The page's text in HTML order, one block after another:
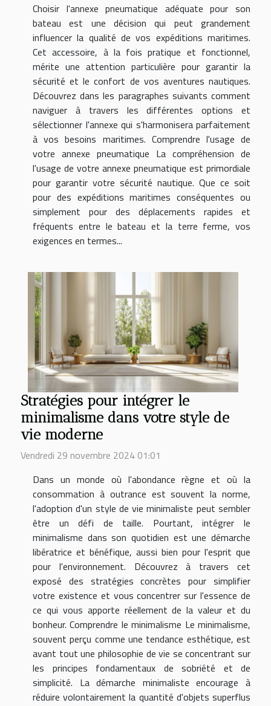
Choisir l'annexe pneumatique adéquate pour son
bateau est une décision qui peut grandement
influencer la qualité de vos expéditions maritimes.
Cet accessoire, à la fois pratique et fonctionnel,
mérite une attention particulière pour garantir la
sécurité et le confort de vos aventures nautiques.
Découvrez dans les paragraphes suivants comment
naviguer à travers les différentes options et
sélectionner l'annexe qui s'harmonisera parfaitement
à vos besoins maritimes. Comprendre l'usage de
votre annexe pneumatique La compréhension de
l'usage de votre annexe pneumatique est primordiale
pour garantir votre sécurité nautique. Que ce soit
pour des expéditions maritimes conséquentes ou
simplement pour des déplacements rapides et
fréquents entre le bateau et la terre ferme, vos
exigences en termes...
Stratégies pour intégrer le
minimalisme dans votre style de
vie moderne
Vendredi 29 novembre 2024 01:01
Dans un monde où l'abondance règne et où la
consommation à outrance est souvent la norme,
l'adoption d'un style de vie minimaliste peut sembler
être un défi de taille. Pourtant, intégrer le
minimalisme dans son quotidien est une démarche
libératrice et bénéfique, aussi bien pour l'esprit que
pour l'environnement. Découvrez à travers cet
exposé des stratégies concrètes pour simplifier
votre existence et vous concentrer sur l'essence de
ce qui vous apporte réellement de la valeur et du
bonheur. Comprendre le minimalisme Le minimalisme,
souvent perçu comme une tendance esthétique, est
avant tout une philosophie de vie se concentrant sur
les principes fondamentaux de sobriété et de
simplicité. La démarche minimaliste encourage à
réduire volontairement la quantité d'objets superflus